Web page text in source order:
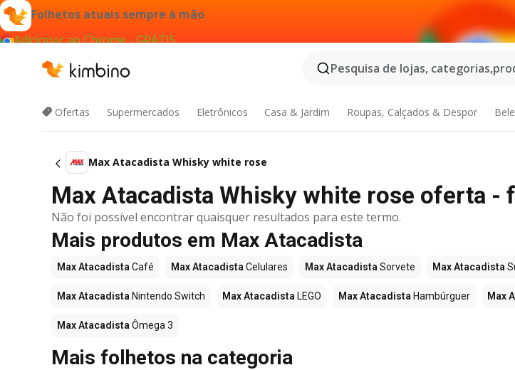
Folhetos atuais sempre à mão
Adicionar ao Chrome - GRÁTIS
Pesquisa de lojas,
Ofertas Supermercados Eletrônicos Casa & Jardim Roupas, Calçados & Despor
Max Atacadista Whisky white rose
Max Atacadista Whisky white rose oferta -
Não foi possível encontrar quaisquer resultados para este termo.
Mais produtos em Max Atacadista
Max Atacadista Café Max Atacadista Celulares Max Atacadista Sorvete Max Atacadista
Max Atacadista Nintendo Switch Max Atacadista LEGO Max Atacadista Hambúrguer Max
Max Atacadista Ômega 3
Mais folhetos na categoria